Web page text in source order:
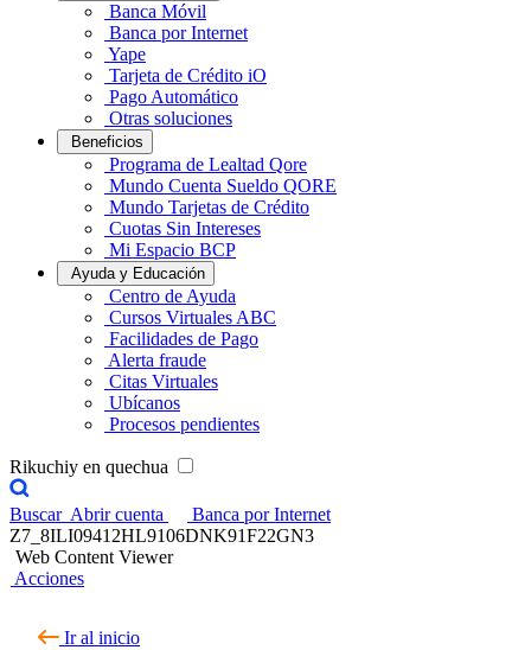
Banca Móvil
Banca por Internet
Yape
Tarjeta de Crédito iO
Pago Automático
Otras soluciones
Beneficios
Programa de Lealtad Qore
Mundo Cuenta Sueldo QORE
Mundo Tarjetas de Crédito
Cuotas Sin Intereses
Mi Espacio BCP
Ayuda y Educación
Centro de Ayuda
Cursos Virtuales ABC
Facilidades de Pago
Alerta fraude
Citas Virtuales
Ubícanos
Procesos pendientes
Rikuchiy en quechua
Buscar Abrir cuenta
Banca por Internet
Z7_8ILI09412HL9106DNK91F22GN3
Web Content Viewer
Acciones
Ir al inicio